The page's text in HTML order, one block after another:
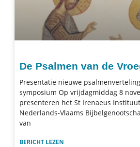
De Psalmen van de
Presentatie nieuwe
symposium Op vrijdagmiddag 8
presenteren het St Irenaeus
Nederlands-Vlaams
van
BERICHT LEZEN